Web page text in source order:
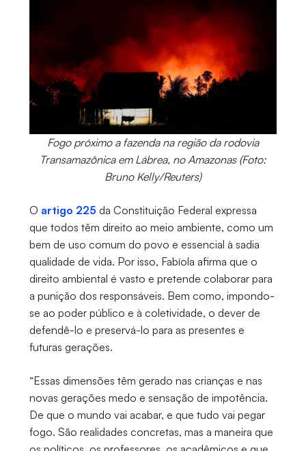
Fogo próximo a fazenda na região da rodovia
Transamazônica em Lábrea, no Amazonas (Foto:
Bruno Kelly/Reuters)
O artigo 225 da Constituição Federal expressa
que todos têm direito ao meio ambiente, como um
bem de uso comum do povo e essencial à sadia
qualidade de vida. Por isso, Fabíola afirma que o
direito ambiental é vasto e pretende colaborar para
a punição dos responsáveis. Bem como, impondo-
se ao poder público e à coletividade, o dever de
defendê-lo e preservá-lo para as presentes e
futuras gerações.
“Essas dimensões têm gerado nas crianças e nas
novas gerações medo e sensação de impotência.
De que o mundo vai acabar, e que tudo vai pegar
fogo. São realidades concretas, mas a maneira que